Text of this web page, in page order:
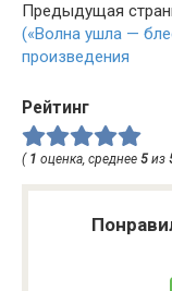
Предыдущая
(«Волна ушла —
произведения
Рейтинг
( 1 оценка, среднее 5 из